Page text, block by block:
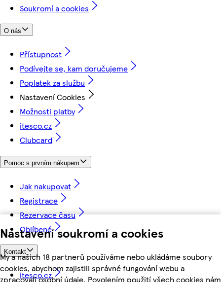
Nastavení soukromí a cookies
My a našich 18 partnerů používáme nebo ukládáme soubory
cookies, abychom zajistili správné fungování webu a
zpracovali osobní údaje. Povolením použití všech cookies nám
Soukromí a cookies
O nás
Přístupnost
Podívejte se, kam doručujeme
Poplatek za službu
Nastavení Cookies
Možnosti platby
itesco.cz
Clubcard
Pomoc s prvním nákupem
Jak nakupovat
Registrace
Rezervace času
Oblíbené
Kontakt
itesco.cz